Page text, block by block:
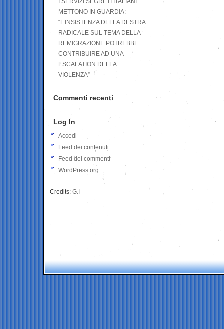
I SERVIZI SEGRETI ITALIANI
METTONO IN GUARDIA:
“L’INSISTENZA DELLA DESTRA
RADICALE SUL TEMA DELLA
REMIGRAZIONE POTREBBE
CONTRIBUIRE AD UNA
ESCALATION DELLA
VIOLENZA”
Commenti recenti
Log In
Accedi
Feed dei contenuti
Feed dei commenti
WordPress.org
Credits: G.I